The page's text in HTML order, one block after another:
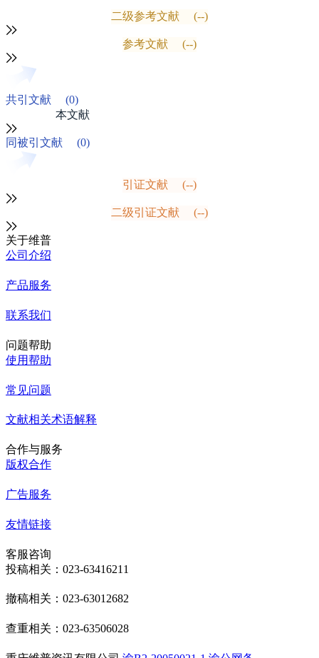
二级参考文献 (--)
参考文献 (--)
共引文献
(0)
本文献
同被引文献 (0)
引证文献 (--)
二级引证文献 (--)
关于维普
公司介绍
产品服务
联系我们
问题帮助
使用帮助
常见问题
文献相关术语解释
合作与服务
版权合作
广告服务
友情链接
客服咨询
投稿相关：023-63416211
撤稿相关：023-63012682
查重相关：023-63506028